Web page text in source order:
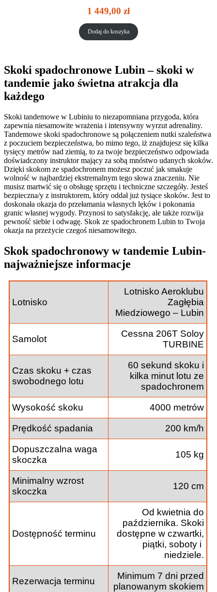
1 449,00 zł
Dodaj do koszyka
Skoki spadochronowe Lubin – skoki w
tandemie jako świetna atrakcja dla
każdego
Skoki tandemowe w Lubiniu to niezapomniana przygoda, która
zapewnia niesamowite wrażenia i intensywny wyrzut adrenaliny.
Tandemowe skoki spadochronowe są połączeniem nutki szaleństwa
z poczuciem bezpieczeństwa, bo mimo tego, iż znajdujesz się kilka
tysięcy metrów nad ziemią, to za twoje bezpieczeństwo odpowiada
doświadczony instruktor mający za sobą mnóstwo udanych skoków.
Dzięki skokom ze spadochronem możesz poczuć jak smakuje
wolność w najbardziej ekstremalnym tego słowa znaczeniu. Nie
musisz martwić się o obsługę sprzętu i techniczne szczegóły. Jesteś
bezpieczna/y z instruktorem, który oddał już tysiące skoków. Jest to
doskonała okazja do przełamania własnych lęków i pokonania
granic własnej wygody. Przynosi to satysfakcję, ale także rozwija
pewność siebie i odwagę. Skok ze spadochronem Lubin to Twoja
okazja na przeżycie czegoś niesamowitego.
Skok spadochronowy w tandemie Lubin-
najważniejsze informacje
Lotnisko
Lotnisko Aeroklubu
Zagłębia
Miedziowego – Lubin
Samolot
Cessna 206T Soloy
TURBINE
Czas skoku + czas
swobodnego lotu
60 sekund skoku i
kilka minut lotu ze
spadochronem
Wysokość skoku 4000 metrów
Prędkość spadania 200 km/h
Dopuszczalna waga
skoczka
105 kg
Minimalny wzrost
skoczka
120 cm
Dostępność terminu
Od kwietnia do
października. Skoki
dostępne w czwartki,
piątki, soboty i
niedziele.
Rezerwacja terminu
Minimum 7 dni przed
planowanym skokiem